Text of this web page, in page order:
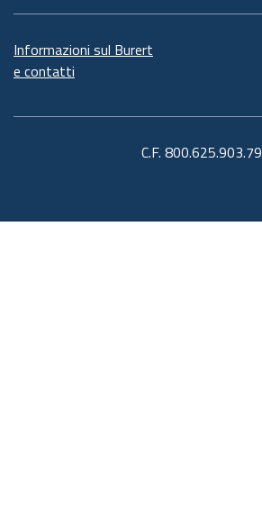
Informazioni sul Burert
e contatti
C.F. 800.625.903.79